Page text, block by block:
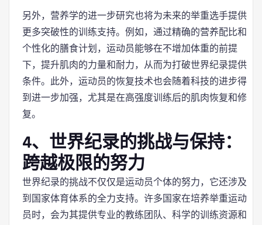
另外，营养学的进一步研究也将为未来的举重选手提供
更多突破性的训练支持。例如，通过精确的营养配比和
个性化的膳食计划，运动员能够在不增加体重的前提
下，提升肌肉的力量和耐力，从而为打破世界纪录提供
条件。此外，运动员的恢复技术也会随着科技的进步得
到进一步加强，尤其是在高强度训练后的肌肉恢复和修
复。
4、世界纪录的挑战与保持：
跨越极限的努力
世界纪录的挑战不仅仅是运动员个体的努力，它还涉及
到国家体育体系的全力支持。许多国家在培养举重运动
员时，会为其提供专业的教练团队、科学的训练资源和